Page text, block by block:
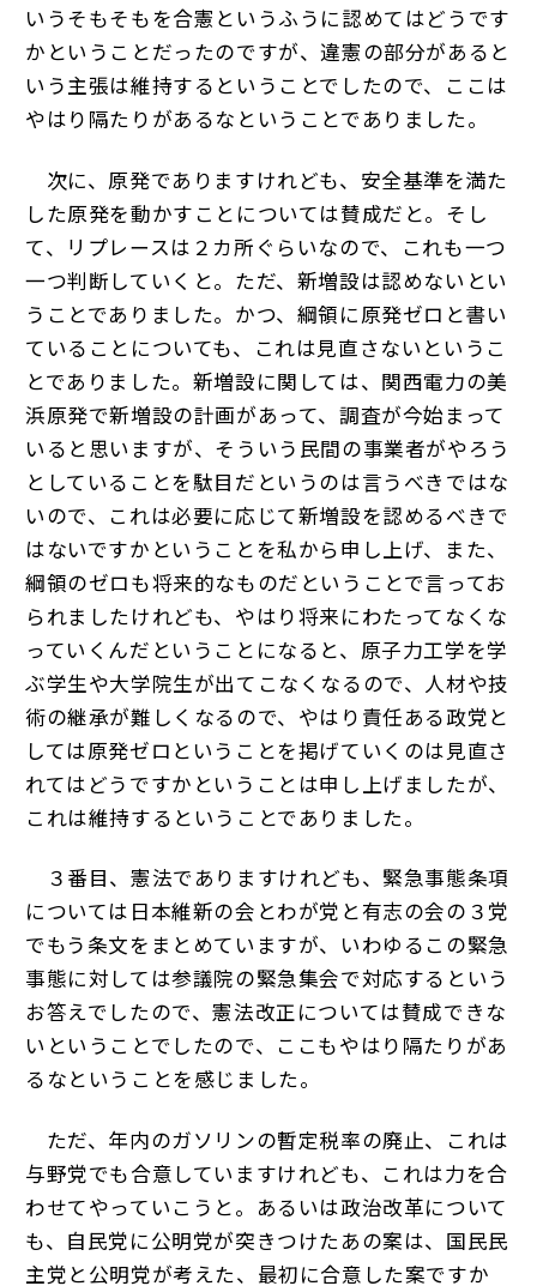
いうそもそもを合憲というふうに認めてはどうです
かということだったのですが、違憲の部分があると
いう主張は維持するということでしたので、ここは
やはり隔たりがあるなということでありました。
次に、原発でありますけれども、安全基準を満た
した原発を動かすことについては賛成だと。そし
て、リプレースは２カ所ぐらいなので、これも一つ
一つ判断していくと。ただ、新増設は認めないとい
うことでありました。かつ、綱領に原発ゼロと書い
ていることについても、これは見直さないというこ
とでありました。新増設に関しては、関西電力の美
浜原発で新増設の計画があって、調査が今始まって
いると思いますが、そういう民間の事業者がやろう
としていることを駄目だというのは言うべきではな
いので、これは必要に応じて新増設を認めるべきで
はないですかということを私から申し上げ、また、
綱領のゼロも将来的なものだということで言ってお
られましたけれども、やはり将来にわたってなくな
っていくんだということになると、原子力工学を学
ぶ学生や大学院生が出てこなくなるので、人材や技
術の継承が難しくなるので、やはり責任ある政党と
しては原発ゼロということを掲げていくのは見直さ
れてはどうですかということは申し上げましたが、
これは維持するということでありました。
３番目、憲法でありますけれども、緊急事態条項
については日本維新の会とわが党と有志の会の３党
でもう条文をまとめていますが、いわゆるこの緊急
事態に対しては参議院の緊急集会で対応するという
お答えでしたので、憲法改正については賛成できな
いということでしたので、ここもやはり隔たりがあ
るなということを感じました。
ただ、年内のガソリンの暫定税率の廃止、これは
与野党でも合意していますけれども、これは力を合
わせてやっていこうと。あるいは政治改革について
も、自民党に公明党が突きつけたあの案は、国民民
主党と公明党が考えた、最初に合意した案ですか